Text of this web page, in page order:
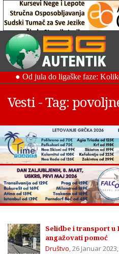
Vesti - Tag:
Selidbe i transport u
angažovati pomoć
Društvo,26 Januar 2023,